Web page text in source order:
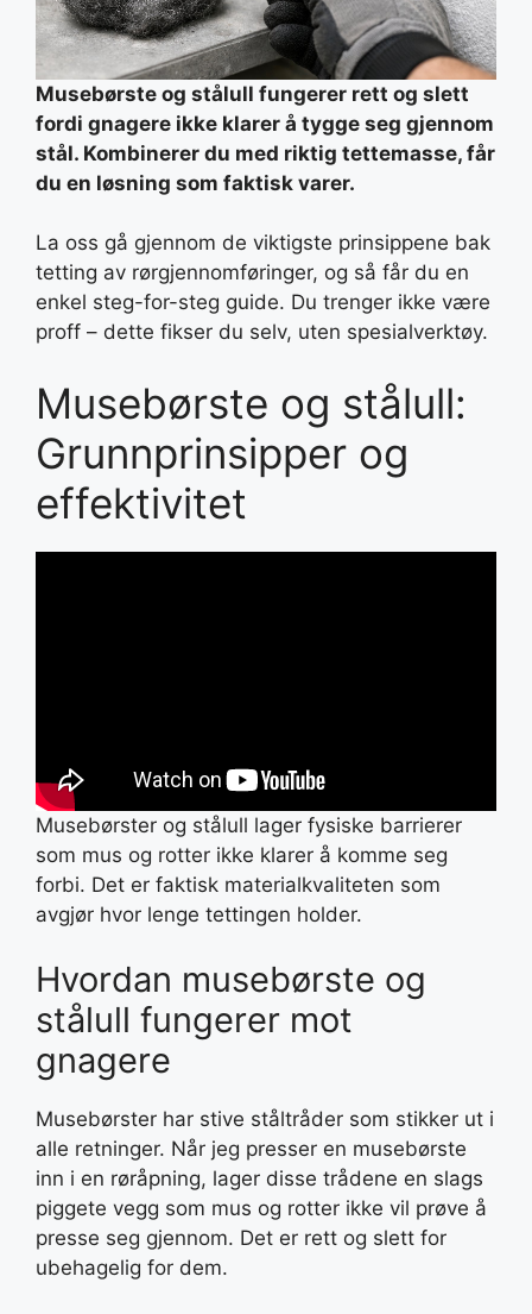
Musebørste og stålull fungerer rett og slett
fordi gnagere ikke klarer å tygge seg gjennom
stål. Kombinerer du med riktig tettemasse, får
du en løsning som faktisk varer.
La oss gå gjennom de viktigste prinsippene bak
tetting av rørgjennomføringer, og så får du en
enkel steg-for-steg guide. Du trenger ikke være
proff – dette fikser du selv, uten spesialverktøy.
Musebørste og stålull:
Grunnprinsipper og
effektivitet
Musebørster og stålull lager fysiske barrierer
som mus og rotter ikke klarer å komme seg
forbi. Det er faktisk materialkvaliteten som
avgjør hvor lenge tettingen holder.
Hvordan musebørste og
stålull fungerer mot
gnagere
Musebørster har stive ståltråder som stikker ut i
alle retninger. Når jeg presser en musebørste
inn i en røråpning, lager disse trådene en slags
piggete vegg som mus og rotter ikke vil prøve å
presse seg gjennom. Det er rett og slett for
ubehagelig for dem.